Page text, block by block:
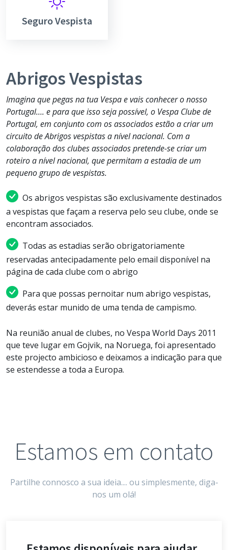
Seguro Vespista
Abrigos Vespistas
Imagina que pegas na tua Vespa e vais conhecer o nosso
Portugal…. e para que isso seja possível, o Vespa Clube de
Portugal, em conjunto com os associados estão a criar um
circuito de Abrigos vespistas a nível nacional. Com a
colaboração dos clubes associados pretende-se criar um
roteiro a nível nacional, que permitam a estadia de um
pequeno grupo de vespistas.
Os abrigos vespistas são exclusivamente destinados
a vespistas que façam a reserva pelo seu clube, onde se
encontram associados.
Todas as estadias serão obrigatoriamente
reservadas antecipadamente pelo email disponível na
página de cada clube com o abrigo
Para que possas pernoitar num abrigo vespistas,
deverás estar munido de uma tenda de campismo.
Na reunião anual de clubes, no Vespa World Days 2011
que teve lugar em Gojvik, na Noruega, foi apresentado
este projecto ambicioso e deixamos a indicação para que
se estendesse a toda a Europa.
Estamos em contato
Partilhe connosco a sua ideia.... ou simplesmente, diga-
nos um olá!